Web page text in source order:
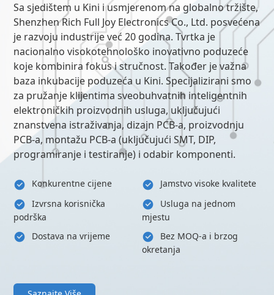
Sa sjedištem u Kini i usmjerenom na globalno tržište,
Shenzhen Rich Full Joy Electronics Co., Ltd. posvećena
je razvoju industrije već 20 godina. Tvrtka je
nacionalno visokotehnološko inovativno poduzeće
koje kombinira fokus i stručnost. Također je važna
baza inkubacije poduzeća u Kini. Specijalizirani smo
za pružanje klijentima sveobuhvatnih inteligentnih
elektroničkih proizvodnih usluga, uključujući
znanstvena istraživanja, dizajn PCB-a, proizvodnju
PCB-a, montažu PCB-a (uključujući SMT, DIP,
programiranje i testiranje) i odabir komponenti.
Konkurentne cijene
Jamstvo visoke kvalitete
Izvrsna korisnička
podrška
Usluga na jednom
mjestu
Dostava na vrijeme
Bez MOQ-a i brzog
okretanja